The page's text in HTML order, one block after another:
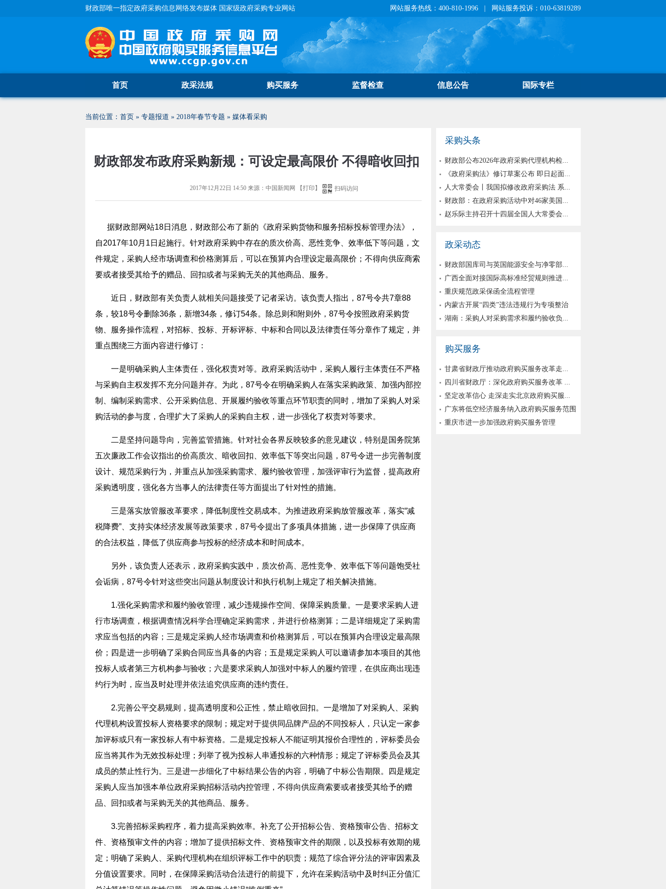
财政部唯一指定政府采购信息网络发布媒体 国家级政府采购专业网站 网站服务热线：400-810-1996 | 网站服务投诉：010-63819289
首页 政采法规 购买服务 监督检查 信息公告 国际专栏
当前位置： 首页 » 专题报道 » 2018年春节专题 » 媒体看采购
财政部发布政府采购新规：可设定最高限价 不得暗收回扣
2017年12月22日 14:50来源： 中国新闻网 【打印 】 扫码访问
据财政部网站18日消息，财政部公布了新的《政府采购货物和服务招标投标管理办法》，
自2017年10月1日起施行。针对政府采购中存在的质次价高、恶性竞争、效率低下等问题，文
件规定，采购人经市场调查和价格测算后，可以在预算内合理设定最高限价；不得向供应商索
要或者接受其给予的赠品、回扣或者与采购无关的其他商品、服务。
近日，财政部有关负责人就相关问题接受了记者采访。该负责人指出，87号令共7章88
条，较18号令删除36条，新增34条，修订54条。除总则和附则外，87号令按照政府采购货
物、服务操作流程，对招标、投标、开标评标、中标和合同以及法律责任等分章作了规定，并
重点围绕三方面内容进行修订：
一是明确采购人主体责任，强化权责对等。政府采购活动中，采购人履行主体责任不严格
与采购自主权发挥不充分问题并存。为此，87号令在明确采购人在落实采购政策、加强内部控
制、编制采购需求、公开采购信息、开展履约验收等重点环节职责的同时，增加了采购人对采
购活动的参与度，合理扩大了采购人的采购自主权，进一步强化了权责对等要求。
二是坚持问题导向，完善监管措施。针对社会各界反映较多的意见建议，特别是国务院第
五次廉政工作会议指出的价高质次、暗收回扣、效率低下等突出问题，87号令进一步完善制度
设计、规范采购行为，并重点从加强采购需求、履约验收管理，加强评审行为监督，提高政府
采购透明度，强化各方当事人的法律责任等方面提出了针对性的措施。
三是落实放管服改革要求，降低制度性交易成本。为推进政府采购放管服改革，落实“减
税降费”、支持实体经济发展等政策要求，87号令提出了多项具体措施，进一步保障了供应商
的合法权益，降低了供应商参与投标的经济成本和时间成本。
另外，该负责人还表示，政府采购实践中，质次价高、恶性竞争、效率低下等问题饱受社
会诟病，87号令针对这些突出问题从制度设计和执行机制上规定了相关解决措施。
1.强化采购需求和履约验收管理，减少违规操作空间、保障采购质量。一是要求采购人进
行市场调查，根据调查情况科学合理确定采购需求，并进行价格测算；二是详细规定了采购需
求应当包括的内容；三是规定采购人经市场调查和价格测算后，可以在预算内合理设定最高限
价；四是进一步明确了采购合同应当具备的内容；五是规定采购人可以邀请参加本项目的其他
投标人或者第三方机构参与验收；六是要求采购人加强对中标人的履约管理，在供应商出现违
约行为时，应当及时处理并依法追究供应商的违约责任。
2.完善公平交易规则，提高透明度和公正性，禁止暗收回扣。一是增加了对采购人、采购
代理机构设置投标人资格要求的限制；规定对于提供同品牌产品的不同投标人，只认定一家参
加评标或只有一家投标人有中标资格。二是规定投标人不能证明其报价合理性的，评标委员会
应当将其作为无效投标处理；列举了视为投标人串通投标的六种情形；规定了评标委员会及其
成员的禁止性行为。三是进一步细化了中标结果公告的内容，明确了中标公告期限。四是规定
采购人应当加强本单位政府采购招标活动内控管理，不得向供应商索要或者接受其给予的赠
品、回扣或者与采购无关的其他商品、服务。
3.完善招标采购程序，着力提高采购效率。补充了公开招标公告、资格预审公告、招标文
件、资格预审文件的内容；增加了提供招标文件、资格预审文件的期限，以及投标有效期的规
定；明确了采购人、采购代理机构在组织评标工作中的职责；规范了综合评分法的评审因素及
分值设置要求。同时，在保障采购活动合法进行的前提下，允许在采购活动中及时纠正分值汇
采购头条
财政部公布2026年政府采购代理机构检...
《政府采购法》修订草案公布 即日起面...
人大常委会丨我国拟修改政府采购法 系...
财政部：在政府采购活动中对46家美国...
赵乐际主持召开十四届全国人大常委会...
政采动态
财政部国库司与英国能源安全与净零部...
广西全面对接国际高标准经贸规则推进...
重庆规范政采保函全流程管理
内蒙古开展“四类”违法违规行为专项整治
湖南：采购人对采购需求和履约验收负...
购买服务
甘肃省财政厅推动政府购买服务改革走...
四川省财政厅：深化政府购买服务改革 ...
坚定改革信心 走深走实北京政府购买服...
广东将低空经济服务纳入政府购买服务范围
重庆市进一步加强政府购买服务管理